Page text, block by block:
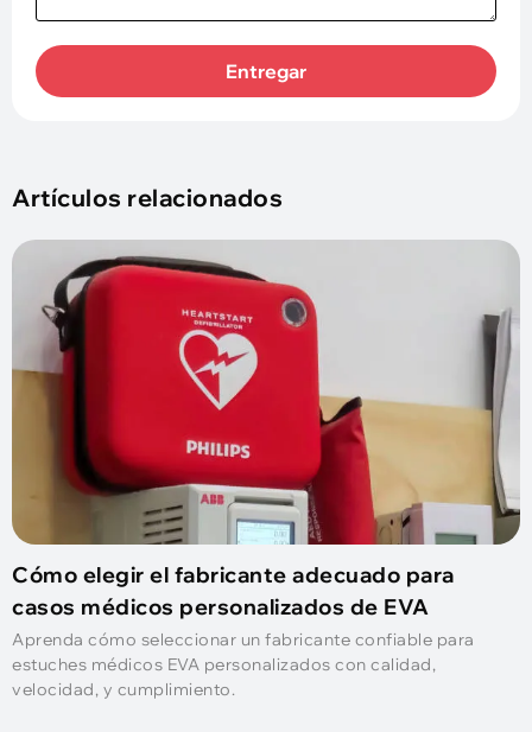
Entregar
Artículos relacionados
Cómo elegir el fabricante adecuado para
casos médicos personalizados de EVA
Aprenda cómo seleccionar un fabricante confiable para
estuches médicos EVA personalizados con calidad,
velocidad, y cumplimiento.